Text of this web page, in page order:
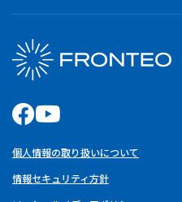
個人情報の取り扱いについて
情報セキュリティ方針